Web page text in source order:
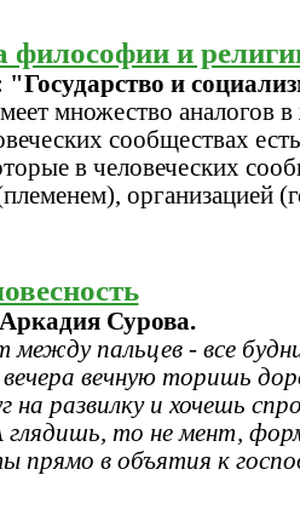
философии и
и
множество аналогов
сообществах
в человеческих
организацией
Сурова.
между пальцев - все
вечную торишь
на развилку и хочешь
глядишь, то не мент,
прямо в объятия к